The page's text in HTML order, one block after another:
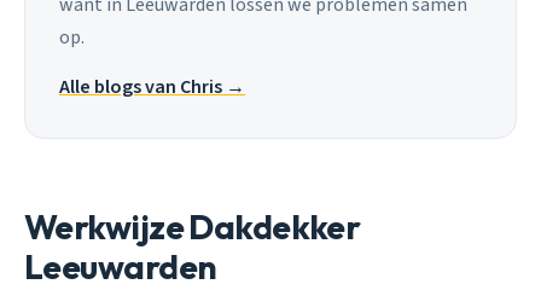
op.
Alle blogs van Chris →
Werkwijze Dakdekker
Leeuwarden